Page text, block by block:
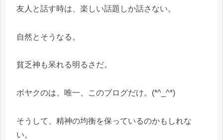
友人と話す時は、楽しい話題しか話さない。
自然とそうなる。
貧乏神も呆れる明るさだ。
ボヤクのは、唯一、このブログだけ。(*^_^*)
そうして、精神の均衡を保っているのかもしれな
い。